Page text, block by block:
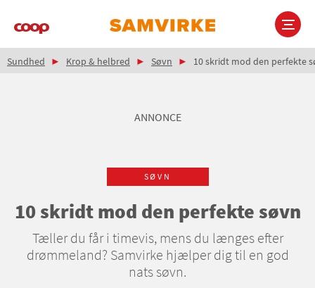
Main
Brødkrumme
Sundhed Krop & helbred Søvn 10 skridt mod den perfekte
ANNONCE
SØVN
10 skridt mod den perfekte søvn
Tæller du får i timevis, mens du længes efter
drømmeland? Samvirke hjælper dig til en god
nats søvn.